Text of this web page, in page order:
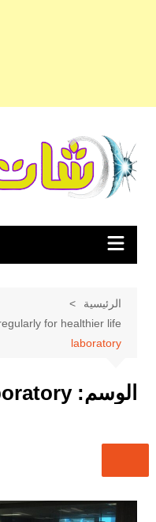
المحتوى
الرئيسية
for healthier life
laboratory
الوسم: